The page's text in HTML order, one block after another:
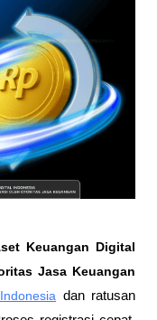
Keuangan Digital
Jasa Keuangan
dan ratusan